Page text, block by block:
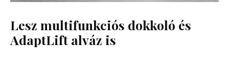
Lesz multifunkciós dokkoló és
AdaptLift alváz is